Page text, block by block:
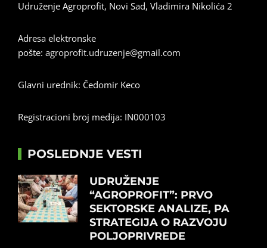
Udruženje Agroprofit, Novi Sad, Vladimira Nikolića 2
Adresa elektronske
pošte: agroprofit.udruzenje@gmail.com
Glavni urednik: Čedomir Keco
Registracioni broj medija: IN000103
POSLEDNJE VESTI
UDRUŽENJE
“AGROPROFIT”: PRVO
SEKTORSKE ANALIZE, PA
STRATEGIJA O RAZVOJU
POLJOPRIVREDE